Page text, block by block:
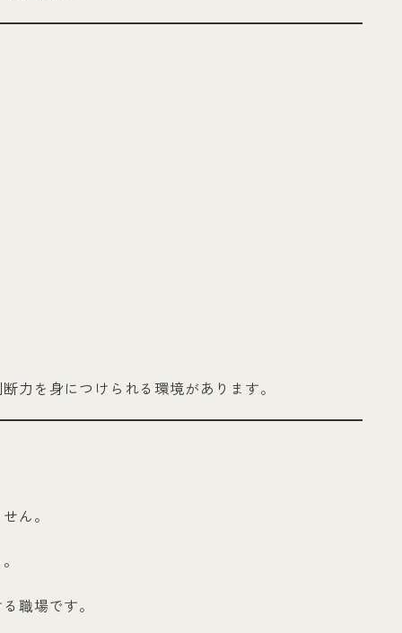
力を身につけられる環境があります。
ん。
職場です。